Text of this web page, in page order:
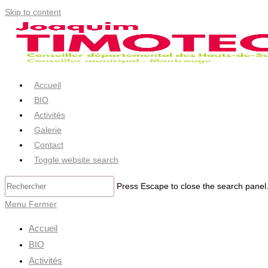
Skip to content
Accueil
BIO
Activités
Galerie
Contact
Toggle website search
Press Escape to close the search panel.
Menu Fermer
Accueil
BIO
Activités